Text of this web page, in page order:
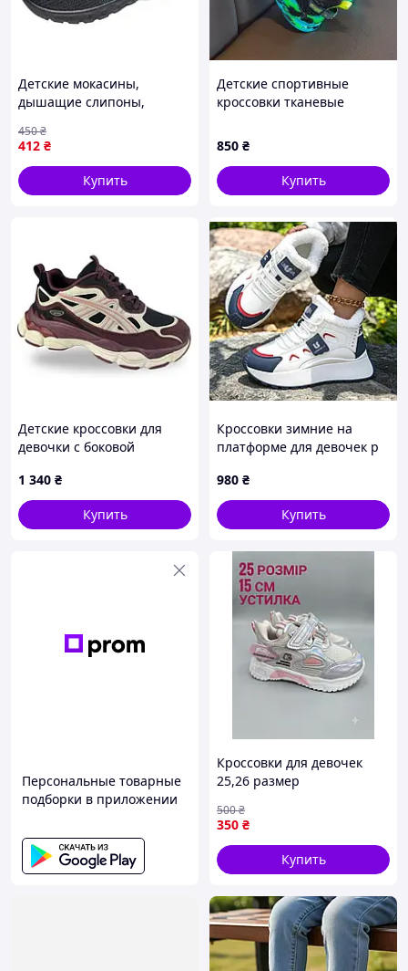
Детские мокасины,
дышащие слипоны,
Размер, , 108-307-01
412 ₴
450₴
Купить
Детские спортивные
кроссовки тканевые
850 ₴
Купить
Детские кроссовки для
девочки с боковой
бордовые, размеры 33, 34,
35, 36, 37, 38
1 340 ₴
Купить
Кроссовки зимние на
платформе для девочек р
980 ₴
Купить
Персональные товарные
подборки в приложении
Кроссовки для девочек
25,26 размер
350 ₴
500₴
Купить